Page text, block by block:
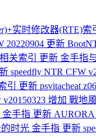
实时修改器(RTE)索
更新
关索引 更新 金手指
speedfly NTR CFW
更新 psvitacheat z06
v20150323 增加 戰地
手指 更新 AURORA
时光 金手指 更新